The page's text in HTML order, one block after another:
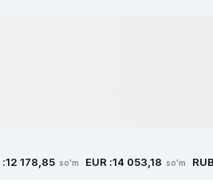
:12 178,85 so'm EUR :14 053,18 so'm